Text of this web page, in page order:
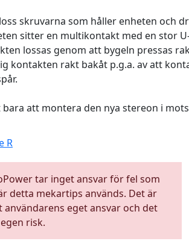
skruvarna som håller enheten och
sitter en multikontakt med en stor
lossas genom att bygeln pressas
kontakten rakt bakåt p.g.a. av att
att montera den nya stereon i
R
tar inget ansvar för fel som
detta mekartips används. Det är
användarens eget ansvar och det
risk.